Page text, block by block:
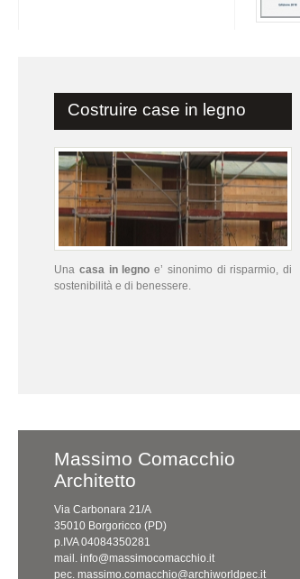
Costruire case in legno
Una casa in legno e’ sinonimo di risparmio, di
sostenibilità e di benessere.
Massimo Comacchio
Architetto
Via Carbonara 21/A
35010 Borgoricco (PD)
p.IVA 04084350281
mail. info@massimocomacchio.it
pec. massimo.comacchio@archiworldpec.it